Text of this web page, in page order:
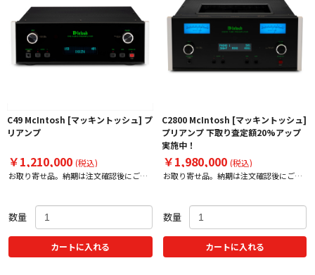
C49 McIntosh [マッキントッシュ] プ
リアンプ
￥1,210,000 (税込)
お取り寄せ品。納期は注文確認後にご案
数量
カートに入れる
C2800 McIntosh [マッキントッシュ]
プリアンプ 下取り査定額20%アップ
実施中！
￥1,980,000 (税込)
お取り寄せ品。納期は注文確認後にご案
数量
カートに入れる